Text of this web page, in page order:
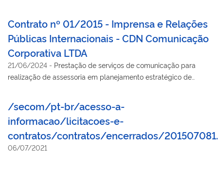
Contrato nº 01/2015 - Imprensa e Relações
Públicas Internacionais - CDN Comunicação
Corporativa LTDA
21/06/2024 - Prestação de serviços de comunicação para
realização de assessoria em planejamento estratégico de
16/01/2016.
/secom/pt-br/acesso-a-
informacao/licitacoes-e-
contratos/contratos/encerrados/
06/07/2021